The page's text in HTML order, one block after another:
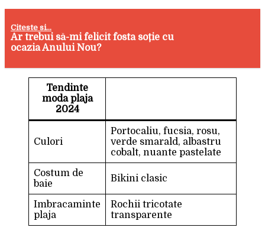
Citeste si...
Ar trebui să-mi felicit fosta soție cu
ocazia Anului Nou?
Tendinte
moda plaja
2024
Culori
Portocaliu, fucsia, rosu,
verde smarald, albastru
cobalt, nuante pastelate
Costum de
baie
Bikini clasic
Imbracaminte
plaja
Rochii tricotate
transparente